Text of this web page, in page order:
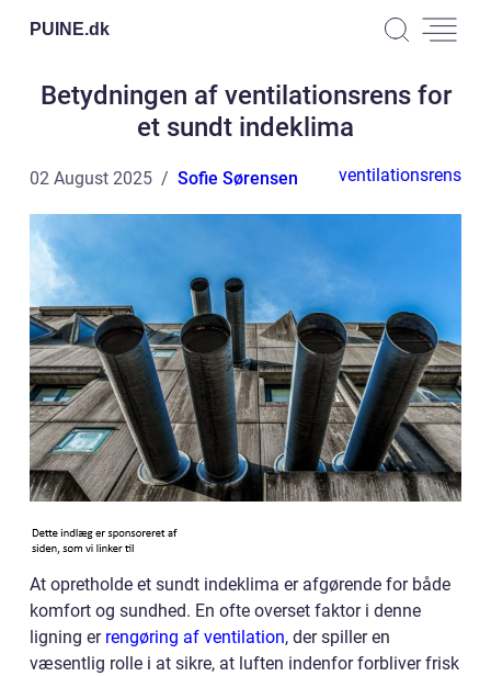
PUINE.dk
Betydningen af ventilationsrens for
et sundt indeklima
02 August 2025 Sofie Sørensen ventilationsrens
At opretholde et sundt indeklima er afgørende for både
komfort og sundhed. En ofte overset faktor i denne
ligning er rengøring af ventilation, der spiller en
væsentlig rolle i at sikre, at luften indenfor forbliver frisk